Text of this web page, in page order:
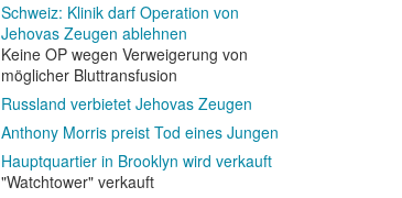
Schweiz: Klinik darf Operation von
Jehovas Zeugen ablehnen
Keine OP wegen Verweigerung von
möglicher Bluttransfusion
Russland verbietet Jehovas Zeugen
Anthony Morris preist Tod eines Jungen
Hauptquartier in Brooklyn wird verkauft
"Watchtower" verkauft